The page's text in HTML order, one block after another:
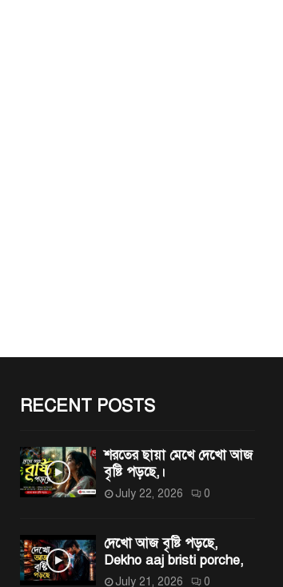
RECENT POSTS
শরতের ছায়া মেখে দেখো আজ
বৃষ্টি পড়ছে,।
July 22, 2026 0
দেখো আজ বৃষ্টি পড়ছে,
Dekho aaj bristi porche,
July 21, 2026 0